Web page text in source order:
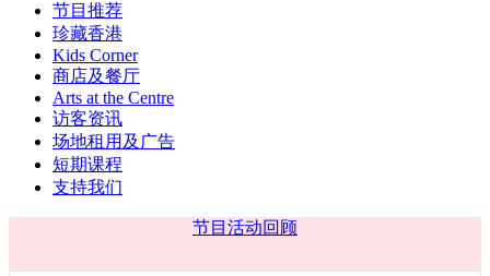
节目推荐
珍藏香港
Kids Corner
商店及餐厅
Arts at the Centre
访客资讯
场地租用及广告
短期课程
支持我们
节目 活动回顾